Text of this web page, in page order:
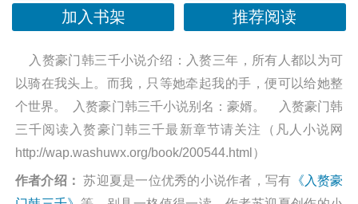
加入书架
推荐阅读
入赘豪门韩三千小说介绍：入赘三年，所有人都以为可
以骑在我头上。而我，只等她牵起我的手，便可以给她整
个世界。 入赘豪门韩三千小说别名：豪婿。 入赘豪门韩
三千阅读入赘豪门韩三千最新章节请关注（凡人小说网
http://wap.washuwx.org/book/200544.html）
作者介绍： 苏迎夏是一位优秀的小说作者，写有 《入赘豪